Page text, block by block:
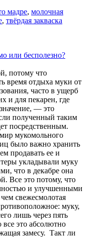
мадре, молочная
, твёрдая закваска
или бесполезно?
потому что
время отдыха муки от
часто в ущерб
и для пекарен, где
— это
полученный таким
посредственным.
мукомольного
было важно хранить
продавать ее и
укладывали муку
что в декабре она
Все это потому, что
и улучшенными
свежесмолотая
муку,
лишь через пять
все это абсолютно
замесу. Такт ли